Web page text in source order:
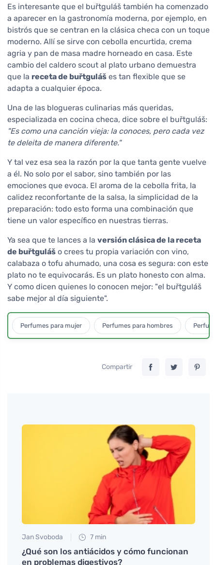
Es interesante que el buřtguláš también ha comenzado
a aparecer en la gastronomía moderna, por ejemplo, en
bistrós que se centran en la clásica checa con un toque
moderno. Allí se sirve con cebolla encurtida, crema
agria y pan de masa madre horneado en casa. Este
cambio del caldero scout al plato urbano demuestra
que la receta de buřtguláš es tan flexible que se
adapta a cualquier época.
Una de las blogueras culinarias más queridas,
especializada en cocina checa, dice sobre el buřtguláš:
"Es como una canción vieja: la conoces, pero cada vez
te deleita de manera diferente."
Y tal vez esa sea la razón por la que tanta gente vuelve
a él. No solo por el sabor, sino también por las
emociones que evoca. El aroma de la cebolla frita, la
calidez reconfortante de la salsa, la simplicidad de la
preparación: todo esto forma una combinación que
tiene un valor específico en nuestras tierras.
Ya sea que te lances a la versión clásica de la receta
de buřtguláš o crees tu propia variación con vino,
calabaza o tofu ahumado, una cosa es segura: con este
plato no te equivocarás. Es un plato honesto con alma.
Y como dicen quienes lo conocen mejor: "el buřtguláš
sabe mejor al día siguiente".
Perfumes para mujer Perfumes para hombres
Compartir
Jan Svoboda 7 min
¿Qué son los antiácidos y cómo funcionan
en problemas digestivos?